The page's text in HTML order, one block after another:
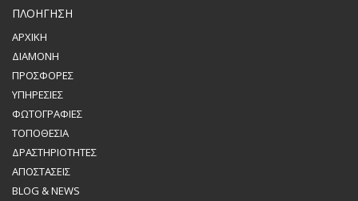
ΠΛΟΗΓΗΣΗ
ΑΡΧΙΚΗ
ΔΙΑΜΟΝΗ
ΠΡΟΣΦΟΡΕΣ
ΥΠΗΡΕΣΙΕΣ
ΦΩΤΟΓΡΑΦΙΕΣ
ΤΟΠΟΘΕΣΙΑ
ΔΡΑΣΤΗΡΙΟΤΗΤΕΣ
ΑΠΟΣΤΑΣΕΙΣ
BLOG & NEWS